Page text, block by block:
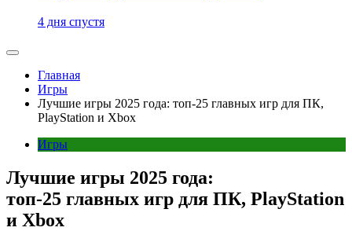
4 дня спустя
Главная
Игры
Лучшие игры 2025 года: топ-25 главных игр для ПК,
PlayStation и Xbox
Игры
Лучшие игры 2025 года:
топ-25 главных игр для ПК, PlayStation
и Xbox